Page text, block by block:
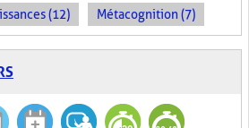
(12) Métacognition (7)